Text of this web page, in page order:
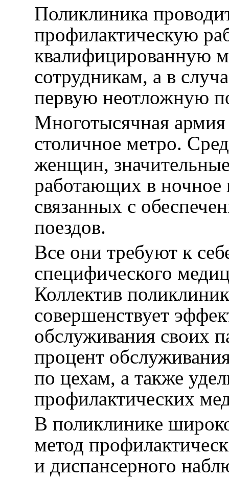
Поликлиника
профилактическую
квалифицированную
сотрудникам, а в
первую неотложную
Многотысячная армия
столичное метро.
женщин,
работающих в ночное
связанных с
поездов.
Все они требуют к
специфического
Коллектив
совершенствует
обслуживания своих
процент
по цехам, а также
профилактических
В поликлинике
метод
и диспансерного